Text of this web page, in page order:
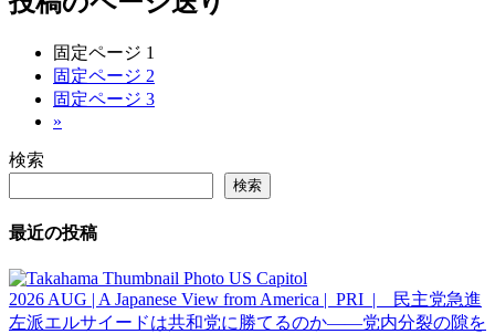
固定ページ 1
固定ページ 2
固定ページ 3
»
検索
検索
最近の投稿
2026 AUG | A Japanese View from America | PRI | 民主党急進
左派エルサイードは共和党に勝てるのか――党内分裂の隙を